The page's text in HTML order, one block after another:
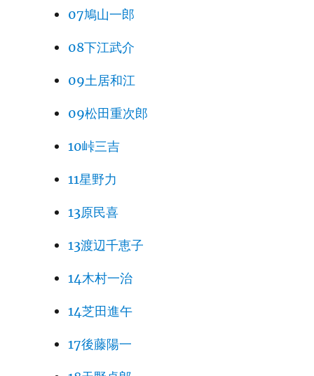
07鳩山一郎
08下江武介
09土居和江
09松田重次郎
10峠三吉
11星野力
13原民喜
13渡辺千恵子
14木村一治
14芝田進午
17後藤陽一